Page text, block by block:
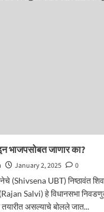
भाजपसोबत जाणार का?
January 2, 2025
0
(Shivsena UBT) निष्ठावंत
Salvi) हे विधानसभा
तयारीत असल्याचे बोलले जात...